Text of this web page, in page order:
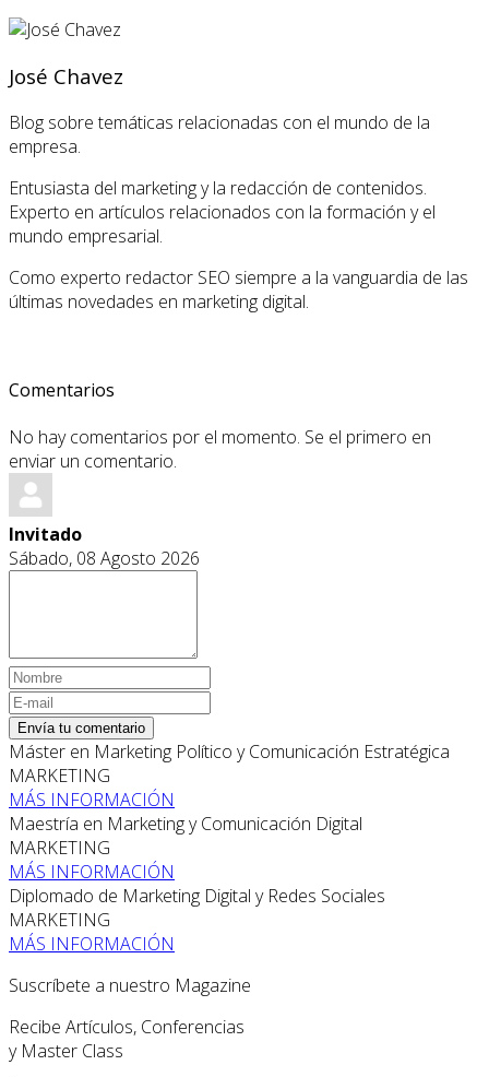
José Chavez
Blog sobre temáticas relacionadas con el mundo de la
empresa.
Entusiasta del marketing y la redacción de contenidos.
Experto en artículos relacionados con la formación y el
mundo empresarial.
Como experto redactor SEO siempre a la vanguardia de las
últimas novedades en marketing digital.
Comentarios
No hay comentarios por el momento. Se el primero en
enviar un comentario.
Invitado
Sábado, 08 Agosto 2026
Envía tu comentario
Máster en Marketing Político y Comunicación Estratégica
MARKETING
MÁS INFORMACIÓN
Maestría en Marketing y Comunicación Digital
MARKETING
MÁS INFORMACIÓN
Diplomado de Marketing Digital y Redes Sociales
MARKETING
MÁS INFORMACIÓN
Suscríbete a nuestro Magazine
Recibe Artículos, Conferencias
y Master Class